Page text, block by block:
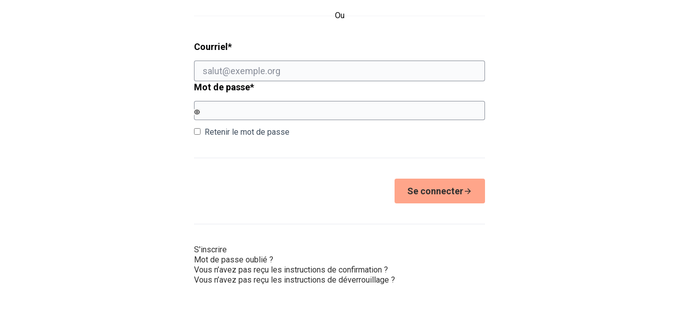
Ou
Courriel *Champ obligatoire
Mot de passe*Champ obligatoire
Retenir le mot de passe
Se connecter
S'inscrire
Mot de passe oublié ?
Vous n’avez pas reçu les instructions de confirmation ?
Vous n’avez pas reçu les instructions de déverrouillage ?